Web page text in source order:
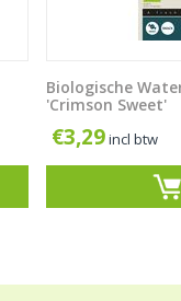
Biologische
'Crimson Sweet'
€3,29incl btw